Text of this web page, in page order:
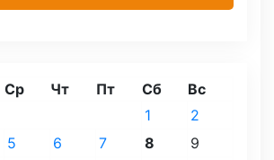
Ср Чт Пт Сб Вс
1
2
5 6 7 8
9